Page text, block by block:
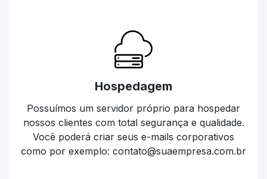
Hospedagem
Possuímos um servidor próprio para hospedar
nossos clientes com total segurança e qualidade.
Você poderá criar seus e-mails corporativos
como por exemplo: contato@suaempresa.com.br